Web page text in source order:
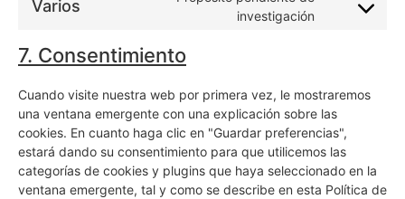
Varios
investigación
7. Consentimiento
Cuando visite nuestra web por primera vez, le mostraremos
una ventana emergente con una explicación sobre las
cookies. En cuanto haga clic en "Guardar preferencias",
estará dando su consentimiento para que utilicemos las
categorías de cookies y plugins que haya seleccionado en la
ventana emergente, tal y como se describe en esta Política de